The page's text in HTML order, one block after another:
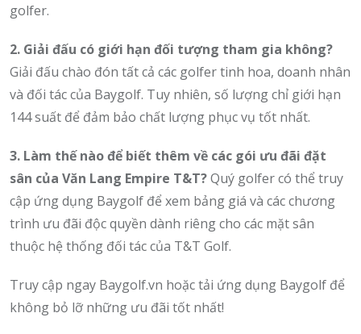
golfer.
2. Giải đấu có giới hạn đối tượng tham gia không?
Giải đấu chào đón tất cả các golfer tinh hoa, doanh nhân
và đối tác của Baygolf. Tuy nhiên, số lượng chỉ giới hạn
144 suất để đảm bảo chất lượng phục vụ tốt nhất.
3. Làm thế nào để biết thêm về các gói ưu đãi đặt
sân của Văn Lang Empire T&T?Quý golfer có thể truy
cập ứng dụng Baygolf để xem bảng giá và các chương
trình ưu đãi độc quyền dành riêng cho các mặt sân
thuộc hệ thống đối tác của T&T Golf.
Truy cập ngay Baygolf.vn hoặc tải ứng dụng Baygolf để
không bỏ lỡ những ưu đãi tốt nhất!